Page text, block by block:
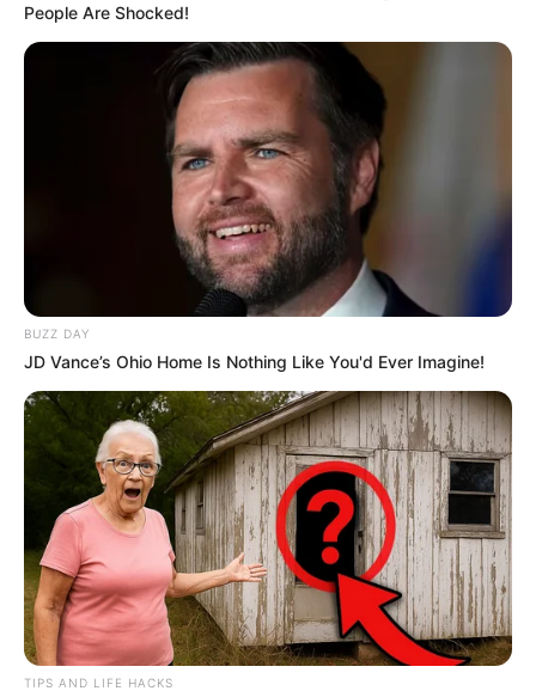
People Are Shocked!
BUZZ DAY
JD Vance’s Ohio Home Is Nothing Like You'd Ever Imagine!
TIPS AND LIFE HACKS